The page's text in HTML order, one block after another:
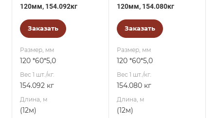
120мм, 154.092кг
Заказать
Размер, мм
120 *60*5,0
Вес 1 шт./кг.
154.092 кг
Длина, м
(12м)
120мм, 154.080кг
Заказать
Размер, мм
120 *60*5,0
Вес 1 шт./кг.
154.080 кг
Длина, м
(12м)